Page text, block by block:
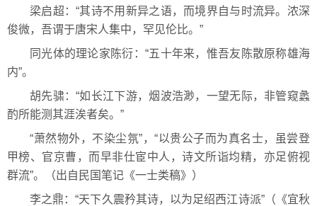
梁启超：“其诗不用新异之语，而境界自与时流异。浓深
俊微，吾谓于唐宋人集中，罕见伦比。”
同光体的理论家陈衍：“五十年来，惟吾友陈散原称雄海
内”。
胡先骕：“如长江下游，烟波浩渺，一望无际，非管窥蠡
酌所能测其涯涘者矣。”
“萧然物外，不染尘氛”，“以贵公子而为真名士，虽尝登
甲榜、官京曹，而早非仕宦中人，诗文所诣均精，亦足俯视
群流”。（出自民国笔记《一士类稿》）
李之鼎：“天下久震矜其诗，以为足绍西江诗派”（《宜秋